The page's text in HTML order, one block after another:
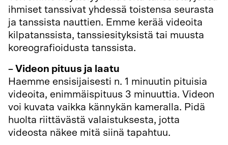
ihmiset tanssivat yhdessä toistensa seurasta
ja tanssista nauttien. Emme kerää videoita
kilpatanssista, tanssiesityksistä tai muusta
koreografioidusta tanssista.
– Videon pituus ja laatu
Haemme ensisijaisesti n. 1 minuutin pituisia
videoita, enimmäispituus 3 minuuttia. Videon
voi kuvata vaikka kännykän kameralla. Pidä
huolta riittävästä valaistuksesta, jotta
videosta näkee mitä siinä tapahtuu.